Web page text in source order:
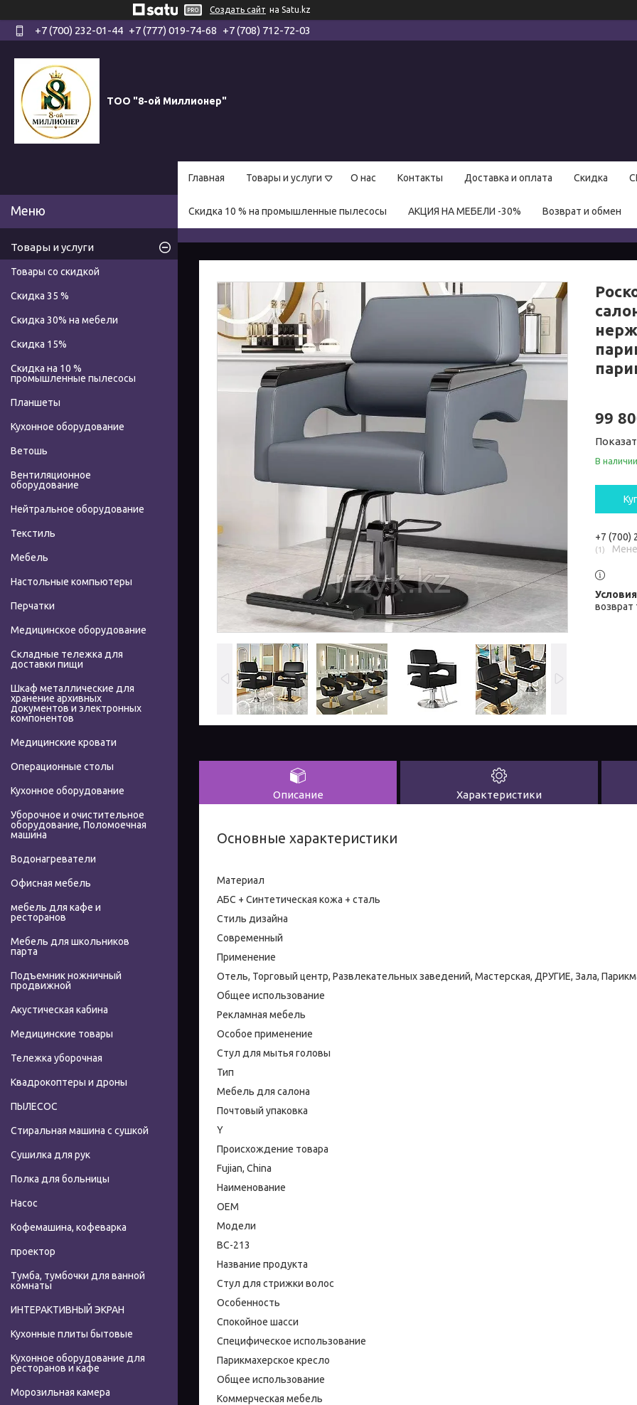
Создать сайт на Satu.kz
+7 (700) 232-01-44 +7 (777) 019-74-68 +7 (708) 712-72-03
ТОО "8-ой Миллионер"
Главная Товары и услуги О нас Контакты Доставка и оплата Скидка
Скидка 10 % на промышленные пылесосы АКЦИЯ НА МЕБЕЛИ -30% Возврат и обмен
99
В наличии
+7 (700)
1
возврат
Описание Характеристики
Основные характеристики
Материал
АБС + Синтетическая кожа + сталь
Стиль дизайна
Современный
Применение
Отель, Торговый центр, Развлекательных заведений, Мастерская, ДРУГИЕ, Зала,
Общее использование
Рекламная мебель
Особое применение
Стул для мытья головы
Тип
Мебель для салона
Почтовый упаковка
Y
Происхождение товара
Fujian, China
Наименование
OEM
Модели
BC-213
Название продукта
Стул для стрижки волос
Особенность
Спокойное шасси
Специфическое использование
Парикмахерское кресло
Общее использование
Коммерческая мебель
Товары и услуги
Товары со скидкой
Скидка 35 %
Скидка 30% на мебели
Скидка 15%
Скидка на 10 %
промышленные пылесосы
Планшеты
Кухонное оборудование
Ветошь
Вентиляционное
оборудование
Нейтральное оборудование
Текстиль
Мебель
Настольные компьютеры
Перчатки
Медицинское оборудование
Складные тележка для
доставки пищи
Шкаф металлические для
хранение архивных
документов и электронных
компонентов
Медицинские кровати
Операционные столы
Кухонное оборудование
Уборочное и очистительное
оборудование, Поломоечная
машина
Водонагреватели
Офисная мебель
мебель для кафе и
ресторанов
Мебель для школьников
парта
Подъемник ножничный
продвижной
Акустическая кабина
Медицинские товары
Тележка уборочная
Квадрокоптеры и дроны
ПЫЛЕСОС
Стиральная машина с сушкой
Сушилка для рук
Полка для больницы
Насос
Кофемашина, кофеварка
проектор
Тумба, тумбочки для ванной
комнаты
ИНТЕРАКТИВНЫЙ ЭКРАН
Кухонные плиты бытовые
Кухонное оборудование для
ресторанов и кафе
Морозильная камера